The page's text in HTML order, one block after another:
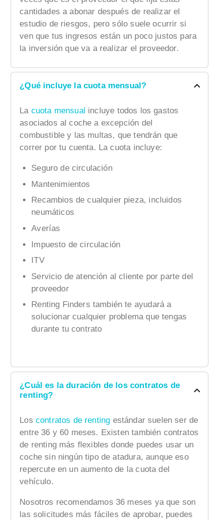
cantidades a abonar después de realizar el
estudio de riesgos, pero sólo suele ocurrir si
ven que tus ingresos están un poco justos para
la inversión que va a realizar el proveedor.
¿Qué incluye la cuota mensual?
La cuota mensual incluye todos los gastos
asociados al coche a excepción del
combustible y las multas, que tendrán que
correr por tu cuenta. La cuota incluye:
Seguro de circulación
Mantenimientos
Recambios de cualquier pieza, incluidos
neumáticos
Averías
Impuesto de circulación
ITV
Servicio de atención al cliente por parte del
proveedor
Renting Finders también te ayudará a
solucionar cualquier problema que tengas
durante tu contrato
¿Cuál es la duración de los contratos de
renting?
Los contratos de renting estándar suelen ser de
entre 36 y 60 meses. Existen también contratos
de renting más flexibles donde puedes usar un
coche sin ningún tipo de atadura, aunque eso
repercute en un aumento de la cuota del
vehículo.
Nosotros recomendamos 36 meses ya que son
las solicitudes más fáciles de aprobar, puedes